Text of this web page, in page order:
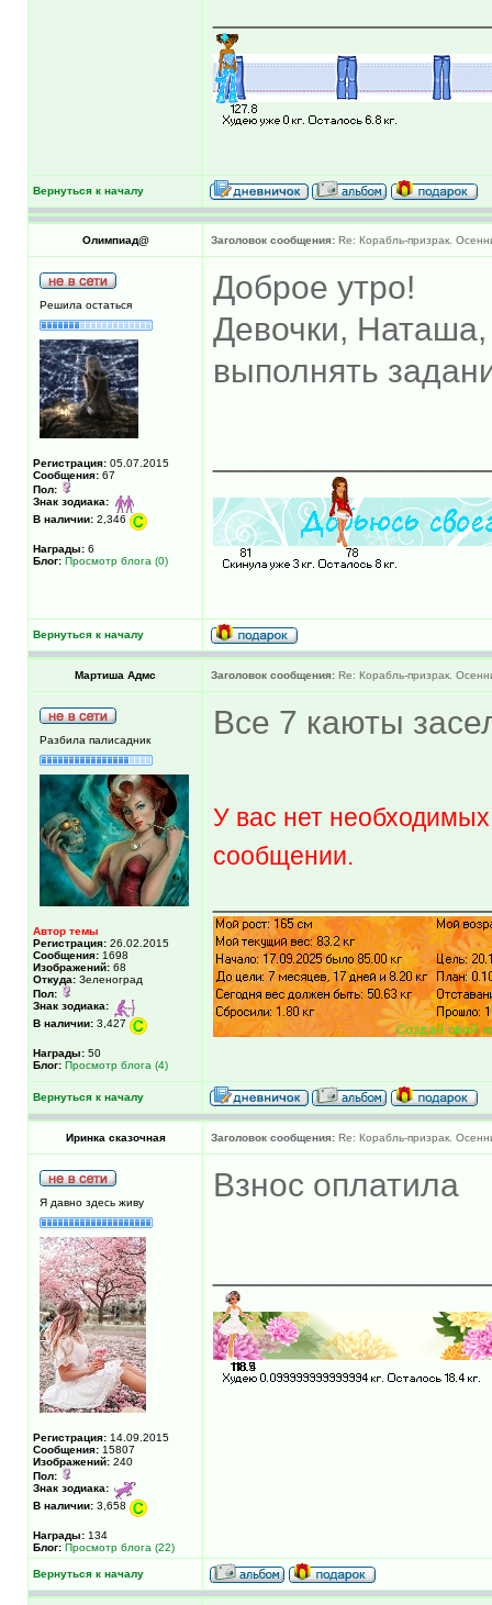
Вернуться к началу
Олимпиад@ Заголовок сообщения: Re: Корабль-призрак.
Решила остаться
Регистрация: 05.07.2015
Сообщения: 67
Пол:
Знак зодиака:
В наличии: 2,346
Награды: 6
Блог: Просмотр блога (0)
Доброе утро!
Девочки,
выполнять
Вернуться к началу
Мартиша Адмс Заголовок сообщения: Re: Корабль-призрак.
Разбила палисадник
Автор темы
Регистрация: 26.02.2015
Сообщения: 1698
Изображений: 68
Откуда: Зеленоград
Пол:
Знак зодиака:
В наличии: 3,427
Награды: 50
Блог: Просмотр блога (4)
Все 7 каюты
У вас нет
сообщении.
Вернуться к началу
Иринка сказочная Заголовок сообщения: Re: Корабль-призрак.
Я давно здесь живу
Регистрация: 14.09.2015
Сообщения: 15807
Изображений: 240
Пол:
Знак зодиака:
В наличии: 3,658
Награды: 134
Блог: Просмотр блога (22)
Взнос оплатила
Вернуться к началу